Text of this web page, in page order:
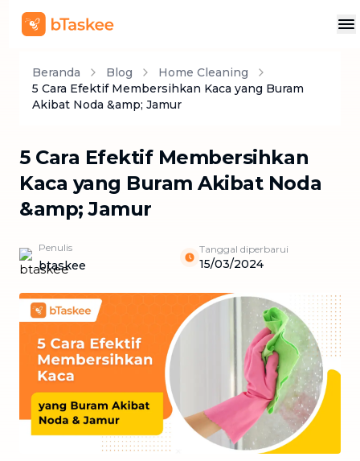
Beranda Blog
Home Cleaning
5 Cara Efektif Membersihkan Kaca yang Buram
Akibat Noda &amp; Jamur
5 Cara Efektif Membersihkan
Kaca yang Buram Akibat Noda
&amp; Jamur
Penulis
btaskee
Tanggal diperbarui
15/03/2024